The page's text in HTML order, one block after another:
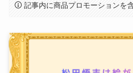
記事内に商品プロモーションを